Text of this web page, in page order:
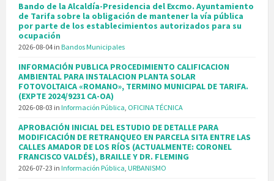
Bando de la Alcaldía-Presidencia del Excmo. Ayuntamiento
de Tarifa sobre la obligación de mantener la vía pública
por parte de los establecimientos autorizados para su
ocupación
2026-08-04 in Bandos Municipales
INFORMACIÓN PUBLICA PROCEDIMIENTO CALIFICACION
AMBIENTAL PARA INSTALACION PLANTA SOLAR
FOTOVOLTAICA «ROMANO», TERMINO MUNICIPAL DE TARIFA.
(EXPTE 2024/9231 CA-OA)
2026-08-03 in Información Pública, OFICINA TÉCNICA
APROBACIÓN INICIAL DEL ESTUDIO DE DETALLE PARA
MODIFICACIÓN DE RETRANQUEO EN PARCELA SITA ENTRE LAS
CALLES AMADOR DE LOS RÍOS (ACTUALMENTE: CORONEL
FRANCISCO VALDÉS), BRAILLE Y DR. FLEMING
2026-07-23 in Información Pública, URBANISMO